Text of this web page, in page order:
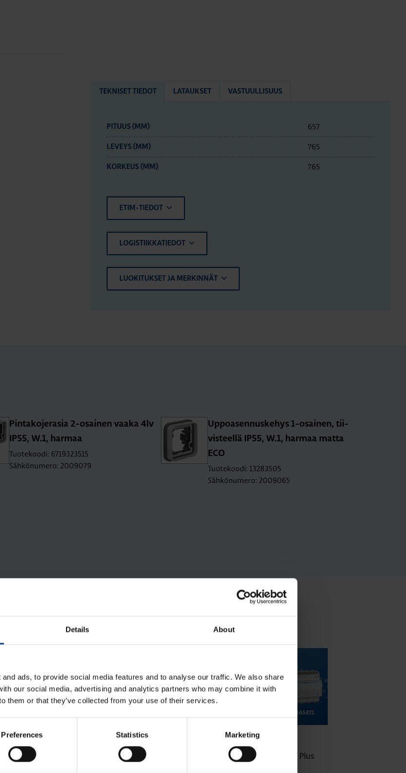
Details About
ads, to provide social media features and to analyse our traffic. We also share
our social media, advertising and analytics partners who may combine it with
them or that they’ve collected from your use of their services.
Preferences Statistics Marketing
TEKNISET TIEDOT LATAUKSET VASTUULLISUUS
PITUUS (MM) 657
LEVEYS (MM) 765
KORKEUS (MM) 765
ETIM-TIEDOT
LOGISTIIKKATIEDOT
LUOKITUKSET JA MERKINNÄT
Pin­ta­ko­je­ra­sia 2-osai­nen vaaka 4lv
IP55, W.1, har­maa
Tuotekoodi: 6719323515
Sähkönumero: 2009079
Up­poa­sen­nus­ke­hys 1-osai­nen, tii­
vis­teel­lä IP55, W.1, har­maa matta
ECO
Tuotekoodi: 13283505
Sähkönumero: 2009065
ASENNUSTARVIKKEET
24.11.2025
Matter – uusi älykotistandardi
ASENNUSTARVIKKEET
Uuden sukupolven domovea Plus